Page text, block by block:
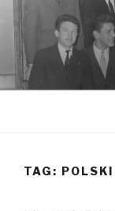
do
treści
TAG: